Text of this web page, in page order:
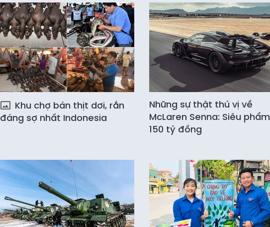
Khu chợ bán thịt dơi, rắn
đáng sợ nhất Indonesia
Những sự thật thú vị về
McLaren Senna: Siêu phẩm
150 tỷ đồng